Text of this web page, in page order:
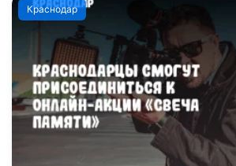
Краснодар